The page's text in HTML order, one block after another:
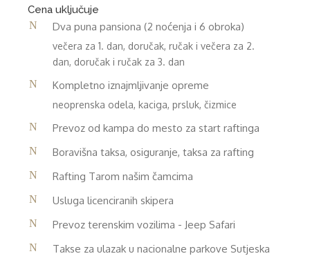
Cena uključuje
Dva puna pansiona (2 noćenja i 6 obroka)
večera za 1. dan, doručak, ručak i večera za 2.
dan, doručak i ručak za 3. dan
Kompletno iznajmljivanje opreme
neoprenska odela, kaciga, prsluk, čizmice
Prevoz od kampa do mesto za start raftinga
Boravišna taksa, osiguranje, taksa za rafting
Rafting Tarom našim čamcima
Usluga licenciranih skipera
Prevoz terenskim vozilima - Jeep Safari
Takse za ulazak u nacionalne parkove Sutjeska